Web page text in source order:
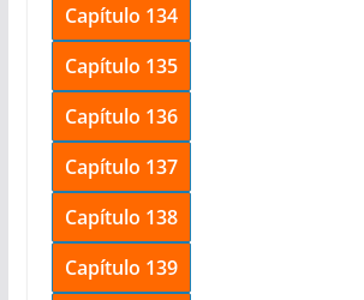
Capítulo 134
Capítulo 135
Capítulo 136
Capítulo 137
Capítulo 138
Capítulo 139